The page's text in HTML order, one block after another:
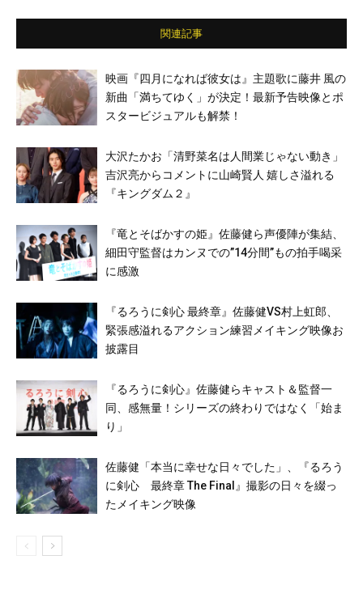
関連記事
映画『四月になれば彼女は』主題歌に藤井 風の
新曲「満ちてゆく」が決定！最新予告映像とポ
スタービジュアルも解禁！
大沢たかお「清野菜名は人間業じゃない動き」
吉沢亮からコメントに山崎賢人 嬉しさ溢れる
『キングダム２』
『竜とそばかすの姫』佐藤健ら声優陣が集結、
細田守監督はカンヌでの”14分間”もの拍手喝采
に感激
『るろうに剣心 最終章』佐藤健VS村上虹郎、
緊張感溢れるアクション練習メイキング映像お
披露目
『るろうに剣心』佐藤健らキャスト＆監督一
同、感無量！シリーズの終わりではなく「始ま
り」
佐藤健「本当に幸せな日々でした」、『るろう
に剣心 最終章 The Final』撮影の日々を綴っ
たメイキング映像